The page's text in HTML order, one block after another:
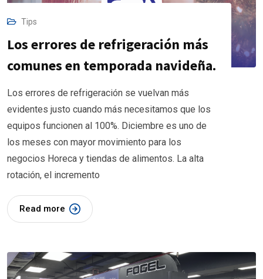
Tips
Los errores de refrigeración más
comunes en temporada navideña.
Los errores de refrigeración se vuelvan más
evidentes justo cuando más necesitamos que los
equipos funcionen al 100%. Diciembre es uno de
los meses con mayor movimiento para los
negocios Horeca y tiendas de alimentos. La alta
rotación, el incremento
Read more